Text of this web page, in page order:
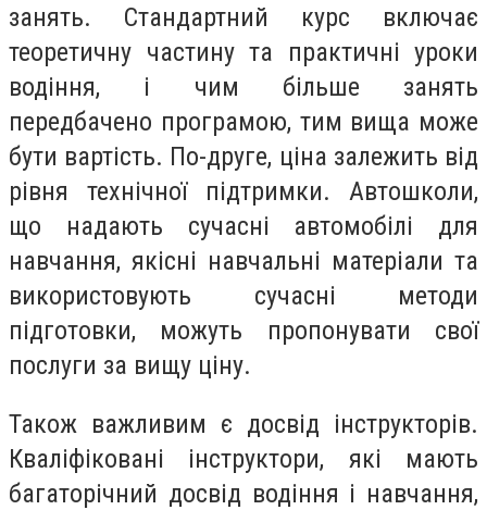
занять. Стандартний курс включає
теоретичну частину та практичні уроки
водіння, і чим більше занять
передбачено програмою, тим вища може
бути вартість. По-друге, ціна залежить від
рівня технічної підтримки. Автошколи,
що надають сучасні автомобілі для
навчання, якісні навчальні матеріали та
використовують сучасні методи
підготовки, можуть пропонувати свої
послуги за вищу ціну.
Також важливим є досвід інструкторів.
Кваліфіковані інструктори, які мають
багаторічний досвід водіння і навчання,